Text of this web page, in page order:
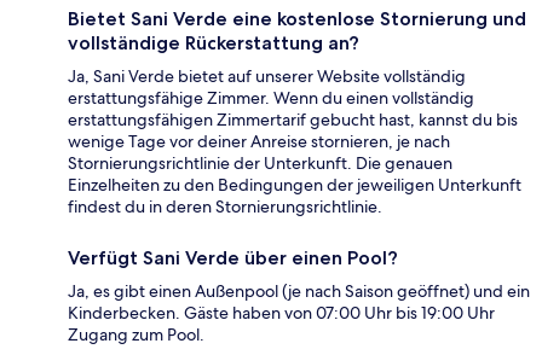
Bietet Sani Verde eine kostenlose Stornierung und
vollständige Rückerstattung an?
Ja, Sani Verde bietet auf unserer Website vollständig
erstattungsfähige Zimmer. Wenn du einen vollständig
erstattungsfähigen Zimmertarif gebucht hast, kannst du bis
wenige Tage vor deiner Anreise stornieren, je nach
Stornierungsrichtlinie der Unterkunft. Die genauen
Einzelheiten zu den Bedingungen der jeweiligen Unterkunft
findest du in deren Stornierungsrichtlinie.
Verfügt Sani Verde über einen Pool?
Ja, es gibt einen Außenpool (je nach Saison geöffnet) und ein
Kinderbecken. Gäste haben von 07:00 Uhr bis 19:00 Uhr
Zugang zum Pool.